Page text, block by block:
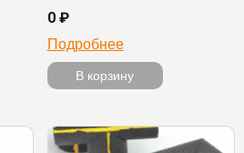
0 ₽
Подробнее
В корзину